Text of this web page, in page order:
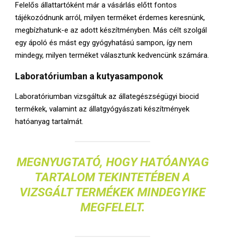
Felelős állattartóként már a vásárlás előtt fontos
tájékozódnunk arról, milyen terméket érdemes keresnünk,
megbízhatunk-e az adott készítményben. Más célt szolgál
egy ápoló és mást egy gyógyhatású sampon, így nem
mindegy, milyen terméket választunk kedvencünk számára.
Laboratóriumban a kutyasamponok
Laboratóriumban vizsgáltuk az állategészségügyi biocid
termékek, valamint az állatgyógyászati készítmények
hatóanyag tartalmát.
MEGNYUGTATÓ, HOGY HATÓANYAG
TARTALOM TEKINTETÉBEN A
VIZSGÁLT TERMÉKEK MINDEGYIKE
MEGFELELT.